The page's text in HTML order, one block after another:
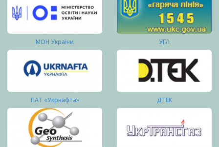
МОН України УГЛ
ПАТ «Укрнафта» ДТЕК